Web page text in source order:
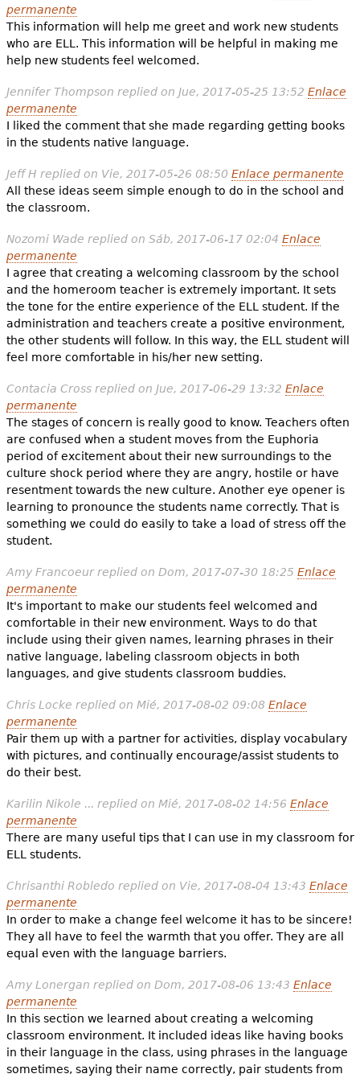
permanente
This information will help me greet and work new students
who are ELL. This information will be helpful in making me
help new students feel welcomed.
Jennifer Thompson replied on Jue, 2017-05-25 13:52 Enlace
permanente
I liked the comment that she made regarding getting books
in the students native language.
Jeff H replied on Vie, 2017-05-26 08:50 Enlace permanente
All these ideas seem simple enough to do in the school and
the classroom.
Nozomi Wade replied on Sáb, 2017-06-17 02:04 Enlace
permanente
I agree that creating a welcoming classroom by the school
and the homeroom teacher is extremely important. It sets
the tone for the entire experience of the ELL student. If the
administration and teachers create a positive environment,
the other students will follow. In this way, the ELL student will
feel more comfortable in his/her new setting.
Contacia Crossreplied on Jue, 2017-06-29 13:32 Enlace
permanente
The stages of concern is really good to know. Teachers often
are confused when a student moves from the Euphoria
period of excitement about their new surroundings to the
culture shock period where they are angry, hostile or have
resentment towards the new culture. Another eye opener is
learning to pronounce the students name correctly. That is
something we could do easily to take a load of stress off the
student.
Amy Francoeurreplied on Dom, 2017-07-30 18:25 Enlace
permanente
It's important to make our students feel welcomed and
comfortable in their new environment. Ways to do that
include using their given names, learning phrases in their
native language, labeling classroom objects in both
languages, and give students classroom buddies.
Chris Locke replied on Mié, 2017-08-02 09:08 Enlace
permanente
Pair them up with a partner for activities, display vocabulary
with pictures, and continually encourage/assist students to
do their best.
Karilin Nikole ... replied on Mié, 2017-08-02 14:56 Enlace
permanente
There are many useful tips that I can use in my classroom for
ELL students.
Chrisanthi Robledo replied on Vie, 2017-08-04 13:43 Enlace
permanente
In order to make a change feel welcome it has to be sincere!
They all have to feel the warmth that you offer. They are all
equal even with the language barriers.
Amy Lonergan replied on Dom, 2017-08-06 13:43 Enlace
permanente
In this section we learned about creating a welcoming
classroom environment. It included ideas like having books
in their language in the class, using phrases in the language
sometimes, saying their name correctly, pair students from